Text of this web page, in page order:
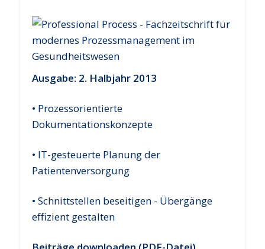
Ausgabe: 2. Halbjahr 2013
• Prozessorientierte
Dokumentationskonzepte
• IT-gesteuerte Planung der
Patientenversorgung
• Schnittstellen beseitigen - Übergänge
effizient gestalten